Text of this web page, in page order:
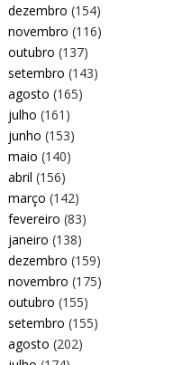
dezembro (154)
novembro (116)
outubro (137)
setembro (143)
agosto (165)
julho (161)
junho (153)
maio (140)
abril (156)
março (142)
fevereiro (83)
janeiro (138)
dezembro (159)
novembro (175)
outubro (155)
setembro (155)
agosto (202)